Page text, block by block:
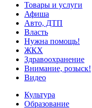
Товары и услуги
Афиша
Авто, ДТП
Власть
Нужна помощь!
ЖКХ
Здравоохранение
Внимание, розыск!
Видео
Культура
Образование